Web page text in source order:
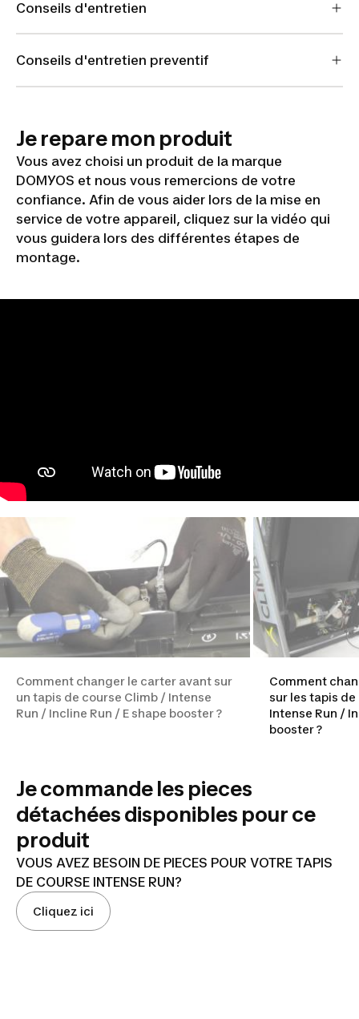
Conseils d'entretien
Conseils d'entretien preventif
Je repare mon produit
Vous avez choisi un produit de la marque
DOMYOS et nous vous remercions de votre
confiance. Afin de vous aider lors de la mise en
service de votre appareil, cliquez sur la vidéo qui
vous guidera lors des différentes étapes de
montage.
Comment changer le carter avant sur
un tapis de course Climb / Intense
Run / Incline Run / E shape booster ?
Comment
sur les tapis
Intense Run /
booster ?
Je commande les pieces
détachées disponibles pour ce
produit
VOUS AVEZ BESOIN DE PIECES POUR VOTRE TAPIS
DE COURSE INTENSE RUN?
Cliquez ici